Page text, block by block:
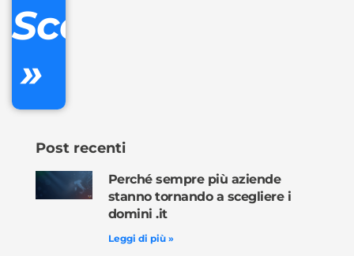
Scopri
»
Post recenti
Perché sempre più aziende
stanno tornando a scegliere i
domini .it
Leggi di più »